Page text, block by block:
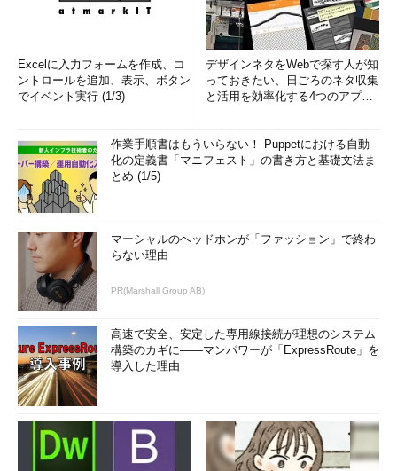
Excelに入力フォームを作成、コ
ントロールを追加、表示、ボタン
でイベント実行 (1/3)
デザインネタをWebで探す人が知
っておきたい、日ごろのネタ収集
と活用を効率化する4つのアプリ
作業手順書はもういらない！ Puppetにおける自動
化の定義書「マニフェスト」の書き方と基礎文法ま
とめ (1/5)
マーシャルのヘッドホンが「ファッション」で終わ
らない理由
PR(Marshall Group AB)
高速で安全、安定した専用線接続が理想のシステム
構築のカギに――マンパワーが「ExpressRoute」を
導入した理由